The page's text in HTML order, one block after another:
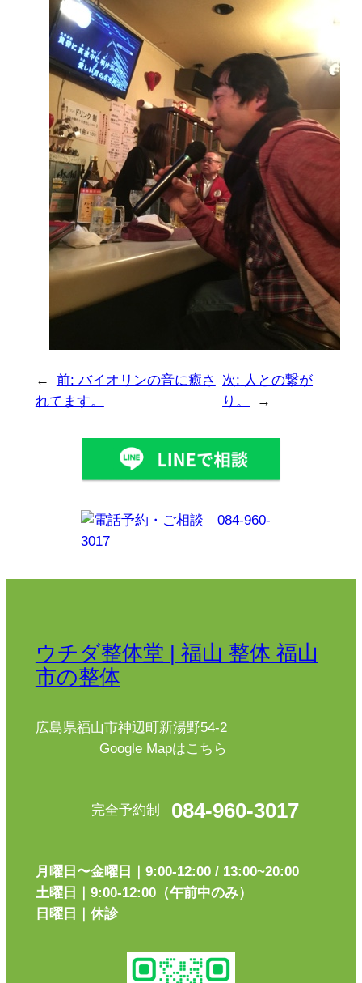
← 前: バイオリンの音に癒さ
れてます。
次: 人との繋が
り。
→
ウチダ整体堂 | 福山 整体 福山
市の整体
広島県福山市神辺町新湯野54-2
Google Mapはこちら
完全予約制 084-960-3017
月曜日〜金曜日｜9:00-12:00 / 13:00~20:00
土曜日｜9:00-12:00（午前中のみ）
日曜日｜休診